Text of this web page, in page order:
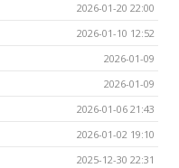
2026-01-20 22:00
2026-01-10 12:52
2026-01-09
2026-01-09
2026-01-06 21:43
2026-01-02 19:10
2025-12-30 22:31